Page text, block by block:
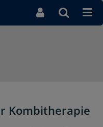
Kombitherapie